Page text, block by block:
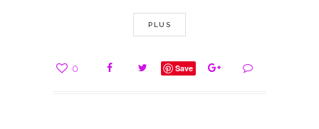
PLUS
0 Save